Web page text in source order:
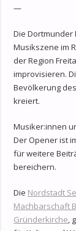
—
Die
Musikszene im
der Region
improvisieren.
Bevölkerung
kreiert.
Musiker:innen
Der Opener ist
für weitere
bereichern.
Die Nordstadt
Machbarschaft
Gründerkirche,